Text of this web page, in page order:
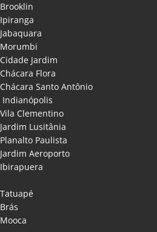
Jardim
Flora
Santo Antônio
Indianópolis
Clementino
Lusitânia
Paulista
Aeroporto